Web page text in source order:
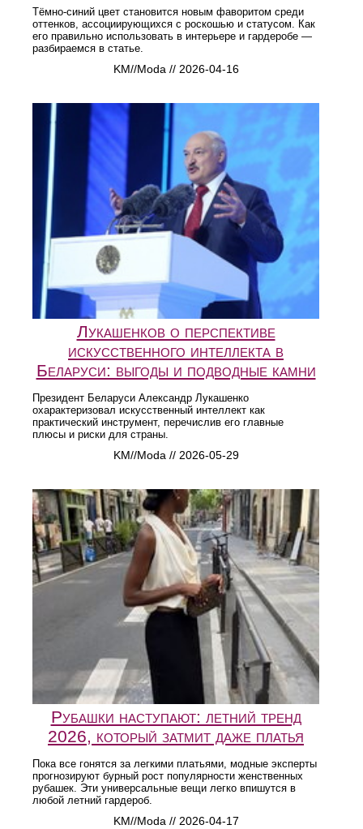
Тёмно-синий цвет становится новым фаворитом среди
оттенков, ассоциирующихся с роскошью и статусом. Как
его правильно использовать в интерьере и гардеробе —
разбираемся в статье.
KM//Moda // 2026-04-16
Лукашенков о перспективе
искусственного интеллекта в
Беларуси: выгоды и подводные камни
Президент Беларуси Александр Лукашенко
охарактеризовал искусственный интеллект как
практический инструмент, перечислив его главные
плюсы и риски для страны.
KM//Moda // 2026-05-29
Рубашки наступают: летний тренд
2026, который затмит даже платья
Пока все гонятся за легкими платьями, модные эксперты
прогнозируют бурный рост популярности женственных
рубашек. Эти универсальные вещи легко впишутся в
любой летний гардероб.
KM//Moda // 2026-04-17